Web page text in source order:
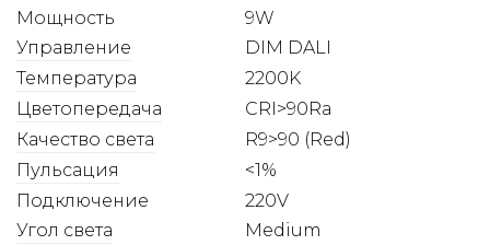
Угол света Medium
Мощность
9W
Пульсация
<1%
Подключение
220V
Цветопередача
CRI>90Ra
Качество света
R9>90 (Red)
Управление
DIM DALI
Температура
2200K